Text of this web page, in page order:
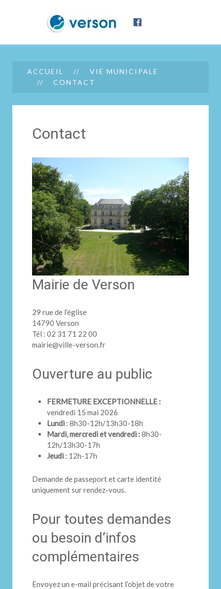
ACCUEIL
VIE MUNICIPALE
CONTACT
Contact
Mairie de Verson
29 rue de l’église
14790 Verson
Tél : 02 31 71 22 00
mairie@ville-verson.fr
Ouverture au public
FERMETURE EXCEPTIONNELLE :
vendredi 15 mai 2026
Lundi : 8h30-12h/13h30-18h
Mardi, mercredi et vendredi :8h30-
12h/13h30-17h
Jeudi : 12h-17h
Demande de passeport et carte identité
uniquement sur rendez-vous.
Pour toutes demandes
ou besoin d’infos
complémentaires
Envoyez un e-mail précisant l’objet de votre